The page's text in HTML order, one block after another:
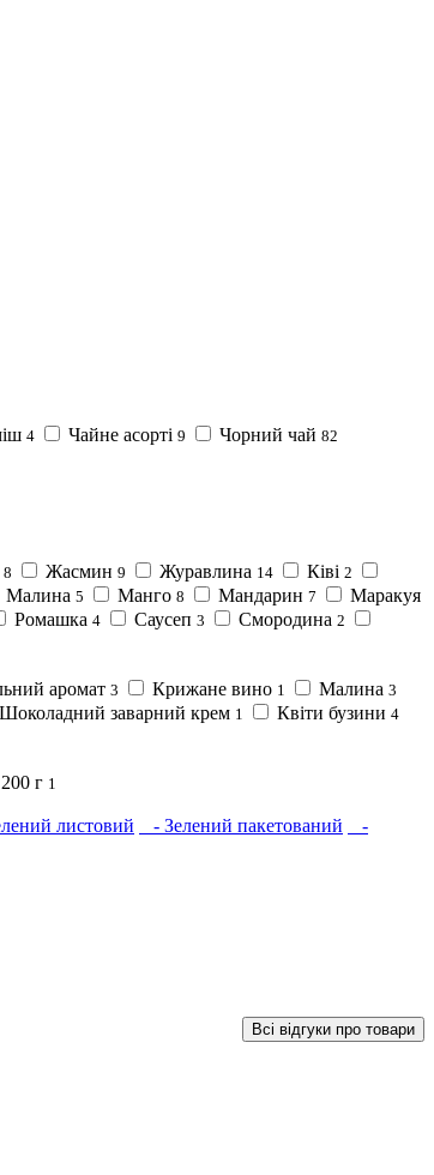
4 Чайне асорті 9 Чорний чай 82
8 Жасмин 9 Журавлина 14 Ківі 2
Малина 5 Манго 8 Мандарин 7 Маракуя
Ромашка 4 Саусеп 3 Смородина 2
аромат 3 Крижане вино 1 Малина 3
Шоколадний заварний крем 1 Квіти бузини 4
200 г 1
листовий - Зелений пакетований
-
Всі відгуки про товари